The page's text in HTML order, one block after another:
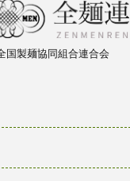
国製麺協同組合連合会